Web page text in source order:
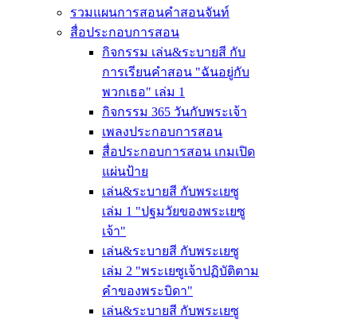
รวมแผนการสอนคำสอนจันท์
สื่อประกอบการสอน
กิจกรรม เล่น&ระบายสี กับ
การเรียนคำสอน "ฉันอยู่กับ
พวกเธอ" เล่ม 1
กิจกรรม 365 วันกับพระเจ้า
เพลงประกอบการสอน
สื่อประกอบการสอน เกมเปิด
แผ่นป้าย
เล่น&ระบายสี กับพระเยซู
เล่ม 1 "ปฐมวัยของพระเยซู
เจ้า"
เล่น&ระบายสี กับพระเยซู
เล่ม 2 "พระเยซูเจ้าปฏิบัติตาม
คำของพระบิดา"
เล่น&ระบายสี กับพระเยซู